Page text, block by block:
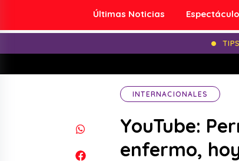
Últimas Noticias
INTERNACIONALES
YouTube:
enfermo,